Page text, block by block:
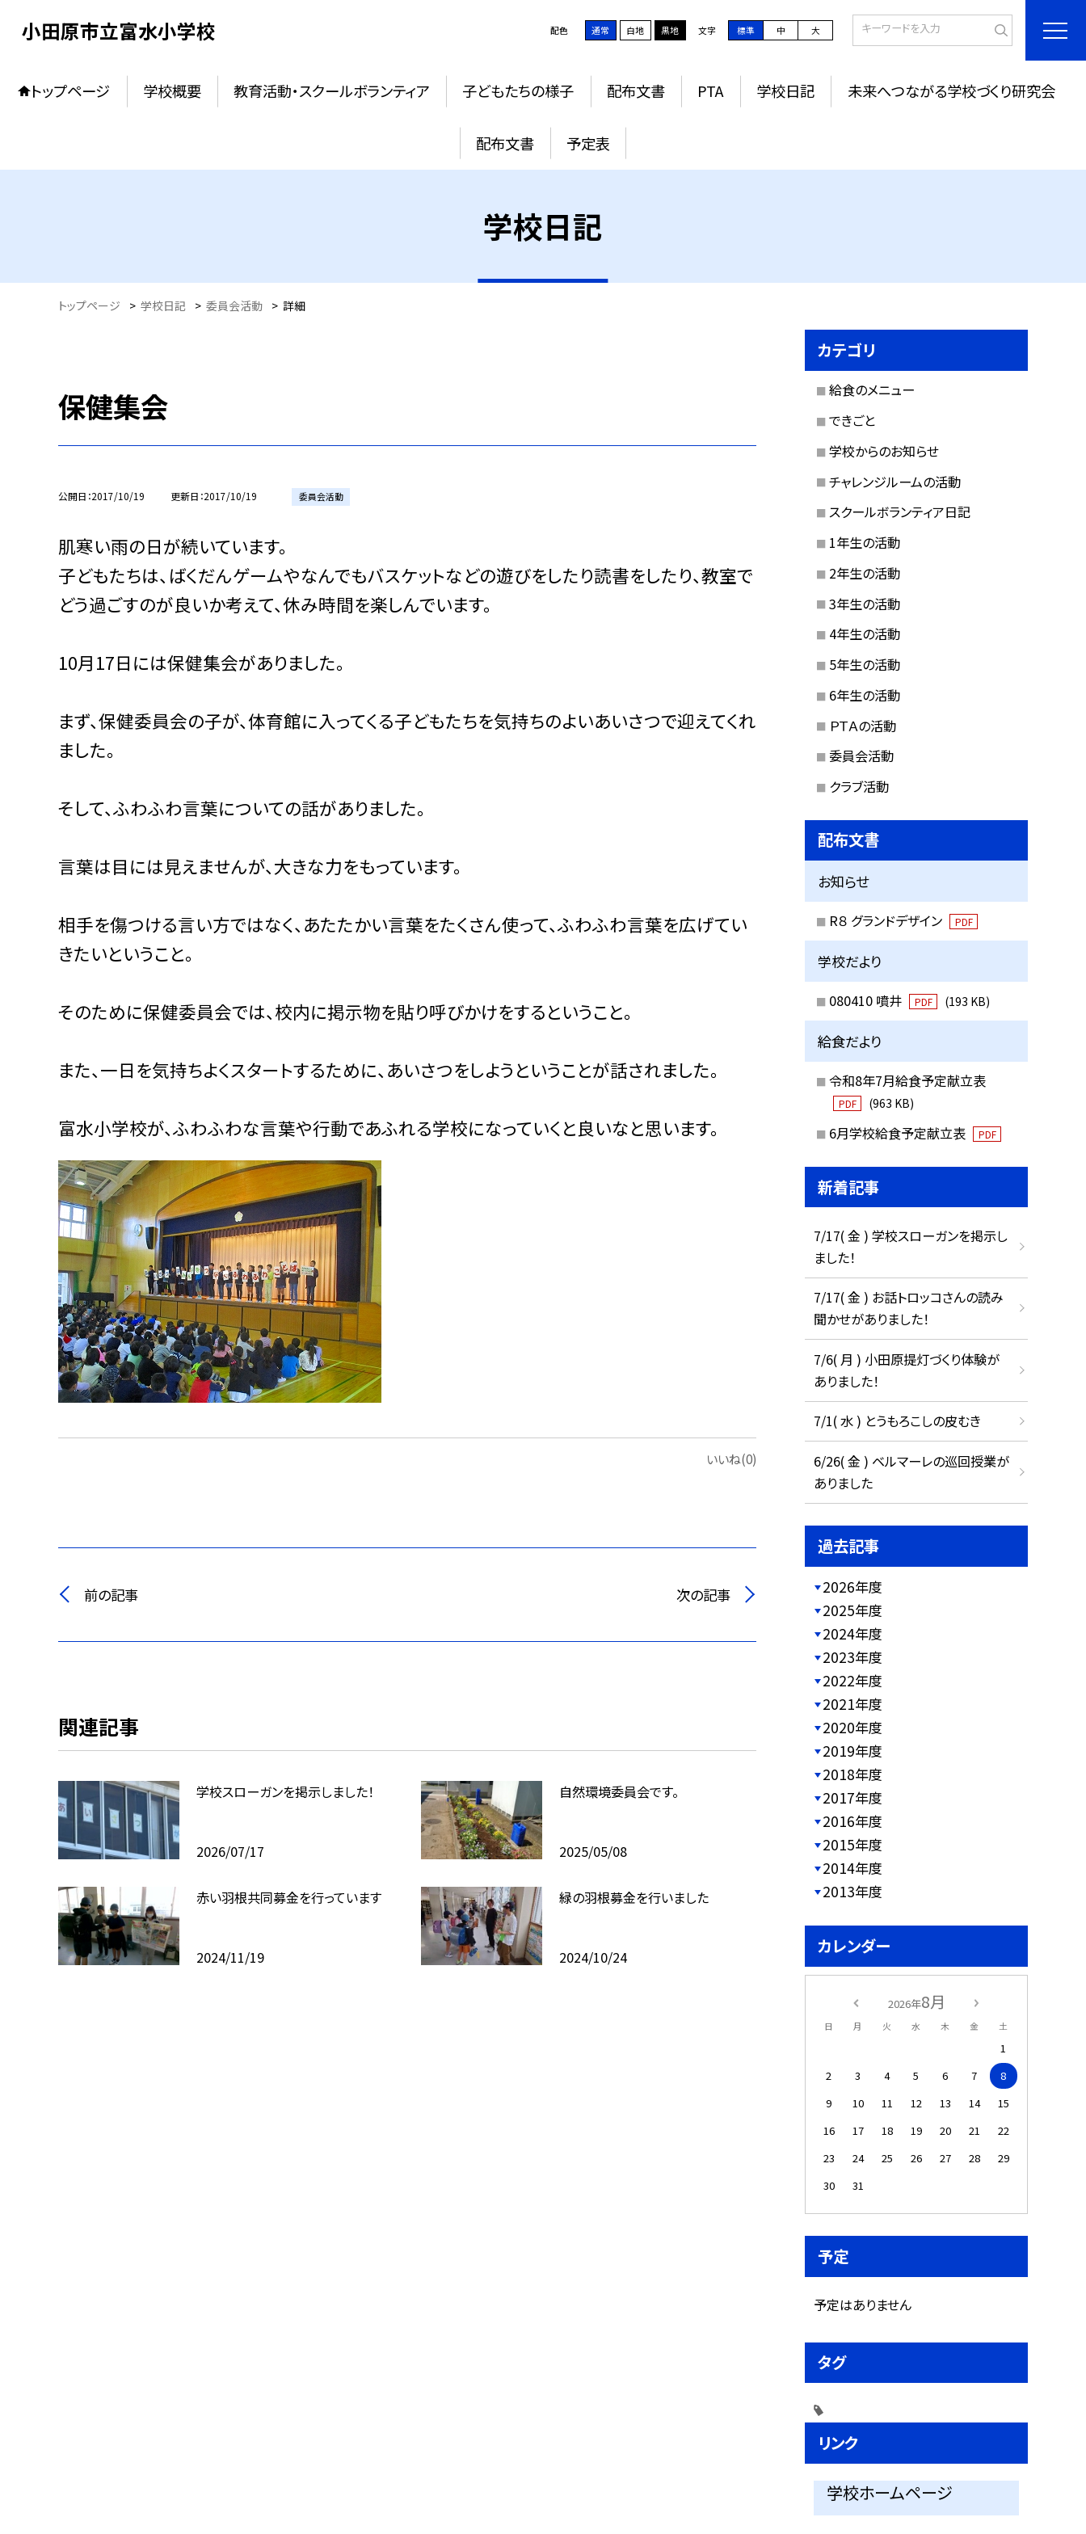
小田原市立富水小学校 配色 通常 白地 黒地 文字 標準 中 大
トップページ 学校概要 教育活動・スクールボランティア 子どもたちの様子 配布文書 PTA 学校日記 未来へつながる学校づくり研究会
配布文書 予定表
学校日記
トップページ > 学校日記 > 委員会活動 > 詳細
保健集会
公開日 2017/10/19 更新日 2017/10/19 委員会活動
肌寒い雨の日が続いています。
子どもたちは、ばくだんゲームやなんでもバスケットなどの遊びをしたり読書をしたり、教室で
どう過ごすのが良いか考えて、休み時間を楽しんでいます。
10月17日には保健集会がありました。
まず、保健委員会の子が、体育館に入ってくる子どもたちを気持ちのよいあいさつで迎えてくれ
ました。
そして、ふわふわ言葉についての話がありました。
言葉は目には見えませんが、大きな力をもっています。
相手を傷つける言い方ではなく、あたたかい言葉をたくさん使って、ふわふわ言葉を広げてい
きたいということ。
そのために保健委員会では、校内に掲示物を貼り呼びかけをするということ。
また、一日を気持ちよくスタートするために、あいさつをしようということが話されました。
富水小学校が、ふわふわな言葉や行動であふれる学校になっていくと良いなと思います。
いいね(0)
前の記事 次の記事
関連記事
学校スローガンを掲示しました！
2026/07/17
自然環境委員会です。
2025/05/08
赤い羽根共同募金を行っています
2024/11/19
緑の羽根募金を行いました
2024/10/24
カテゴリ
給食のメニュー
できごと
学校からのお知らせ
チャレンジルームの活動
スクールボランティア日記
1年生の活動
2年生の活動
3年生の活動
4年生の活動
5年生の活動
6年生の活動
ＰＴＡの活動
委員会活動
クラブ活動
配布文書
お知らせ
R８ グランドデザイン PDF
学校だより
080410 噴井 PDF (193 KB)
給食だより
令和8年7月給食予定献立表
PDF (963 KB)
6月学校給食予定献立表 PDF
新着記事
7/17( 金 ) 学校スローガンを掲示し
ました！
7/17( 金 ) お話トロッコさんの読み
聞かせがありました！
7/6( 月 ) 小田原提灯づくり体験が
ありました！
7/1( 水 ) とうもろこしの皮むき
6/26( 金 ) ベルマーレの巡回授業が
ありました
過去記事
2026年度
2025年度
2024年度
2023年度
2022年度
2021年度
2020年度
2019年度
2018年度
2017年度
2016年度
2015年度
2014年度
2013年度
カレンダー
2026年8月
日 月 火 水 木 金 土
1
2
3 4 5 6 7
8
9
10 11 12 13 14
15
16
17 18 19 20 21
22
23
24 25 26 27 28
29
30
31
予定
予定はありません
タグ
リンク
学校ホームページ